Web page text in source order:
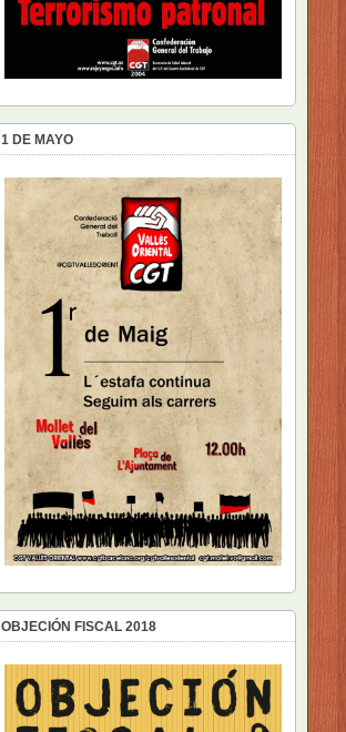
1 DE MAYO
OBJECIÓN FISCAL 2018